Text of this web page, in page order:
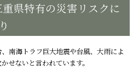
県特有の災害リスクに
南海トラフ巨大地震や台風、大雨によ
せないと言われています。